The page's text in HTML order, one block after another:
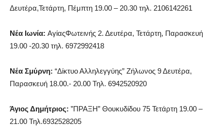
Δευτέρα,Τετάρτη, Πέμπτη 19.00 – 20.30 τηλ. 2106142261
Νέα Ιωνία: ΑγίαςΦωτεινής 2. Δευτέρα, Τετάρτη, Παρασκευή
19.00 -20.30 τηλ. 6972992418
Νέα Σμύρνη: “Δίκτυο Αλληλεγγύης” Ζήλωνος 9 Δευτέρα,
Παρασκευή 18.00.- 20.00 Τηλ. 6942520920
Άγιος Δημήτριος: ”ΠΡΑΞΗ” Θουκυδίδου 75 Τετάρτη 19.00 –
21.00 Τηλ.6932528205